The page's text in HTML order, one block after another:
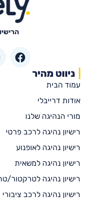
ניווט מהיר
עמוד הבית
אודות דרייבלי
מורי הנהיגה שלנו
רישיון נהיגה לרכב פרטי
רישיון נהיגה לאופנוע
רישיון נהיגה למשאית
רישיון נהיגה לטרקטור/
רישיון נהיגה לרכב ציבורי